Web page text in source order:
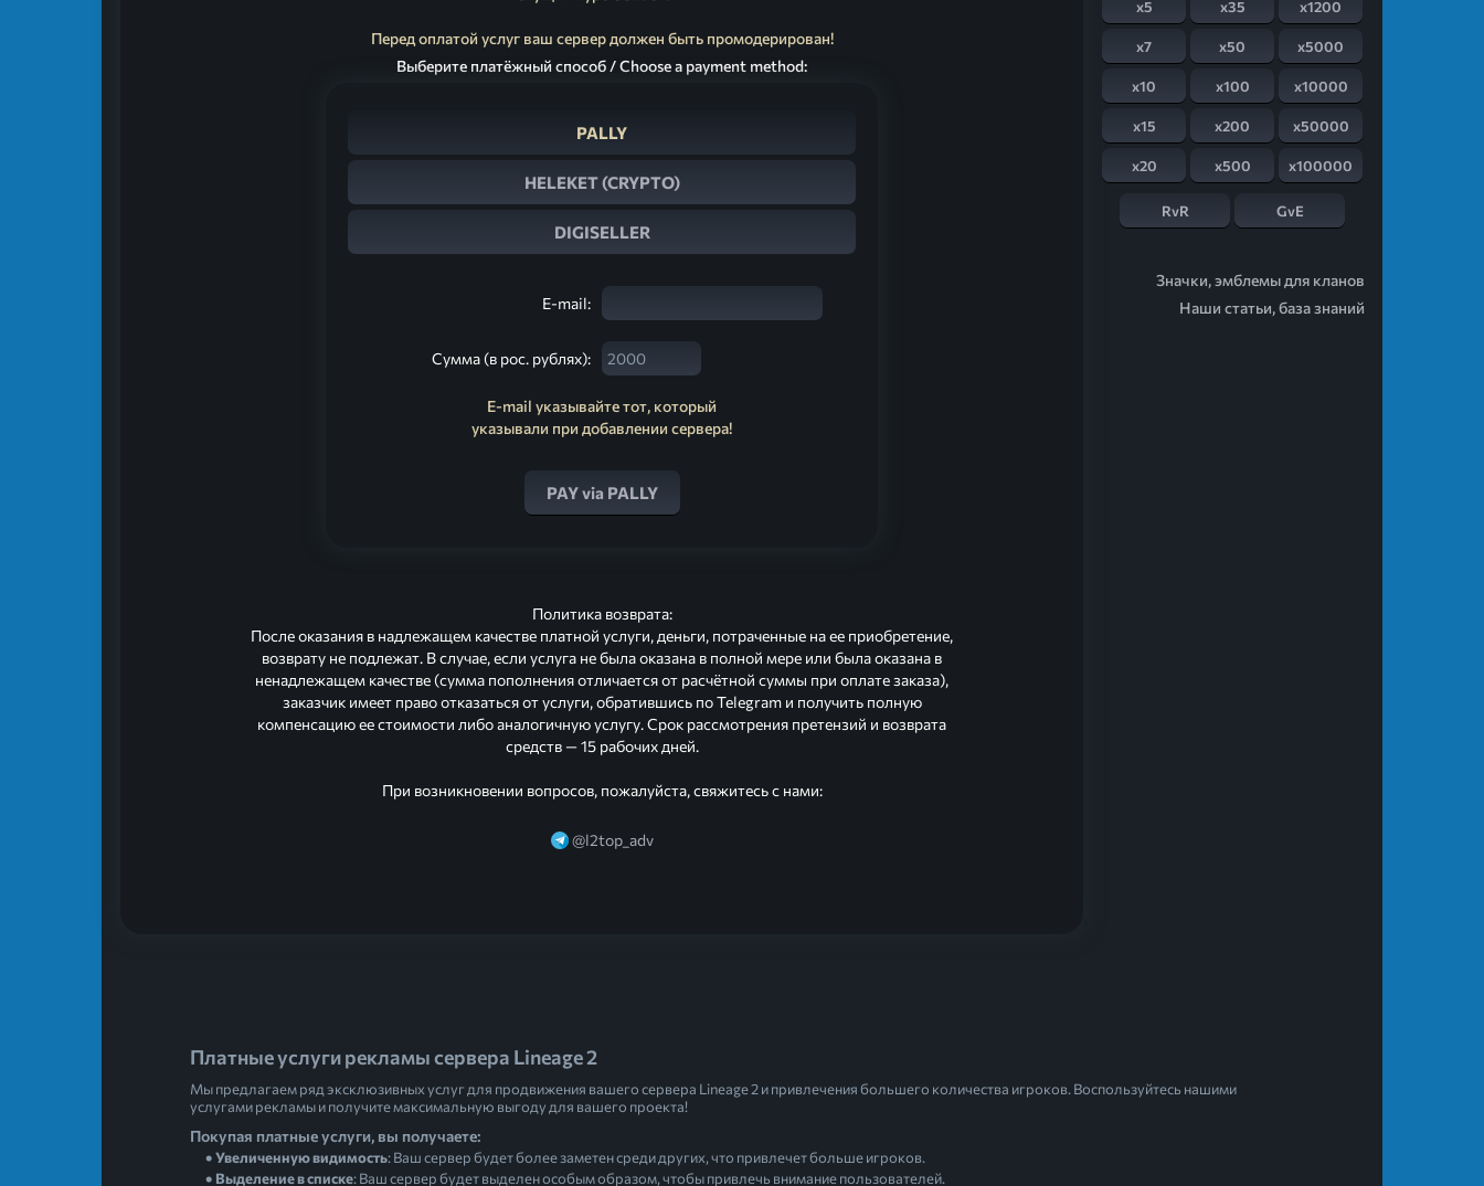
Перед оплатой услуг ваш сервер должен быть промодерирован!
Выберите платёжный способ / Choose a payment method:
PALLY
HELEKET (CRYPTO)
DIGISELLER
E-mail:
Сумма (в рос. рублях):
E-mail указывайте тот, который
указывали при добавлении сервера!
PAY via PALLY
Политика возврата:
После оказания в надлежащем качестве платной услуги, деньги, потраченные на ее приобретение,
возврату не подлежат. В случае, если услуга не была оказана в полной мере или была оказана в
ненадлежащем качестве (сумма пополнения отличается от расчётной суммы при оплате заказа),
заказчик имеет право отказаться от услуги, обратившись по Telegram и получить полную
компенсацию ее стоимости либо аналогичную услугу. Срок рассмотрения претензий и возврата
средств — 15 рабочих дней.
При возникновении вопросов, пожалуйста, свяжитесь с нами:
@l2top_adv
x5
x7
x10
x15
x20
x35
x50
x100
x200
x500
x1200
x5000
x10000
x50000
x100000
RvR GvE
Значки, эмблемы для кланов
Наши статьи, база знаний
Платные услуги рекламы сервера Lineage 2
Мы предлагаем ряд эксклюзивных услуг для продвижения вашего сервера Lineage 2 и привлечения большего количества игроков. Воспользуйтесь нашими
услугами рекламы и получите максимальную выгоду для вашего проекта!
Покупая платные услуги, вы получаете:
Увеличенную видимость: Ваш сервер будет более заметен среди других, что привлечет больше игроков.
Выделение в списке: Ваш сервер будет выделен особым образом, чтобы привлечь внимание пользователей.